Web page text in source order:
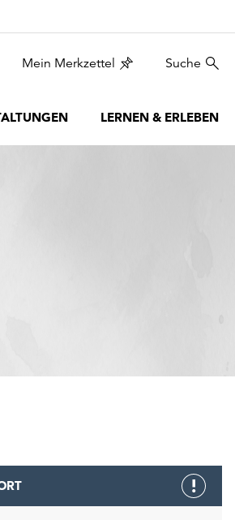
Mein Merkzettel Suche
LERNEN & ERLEBEN